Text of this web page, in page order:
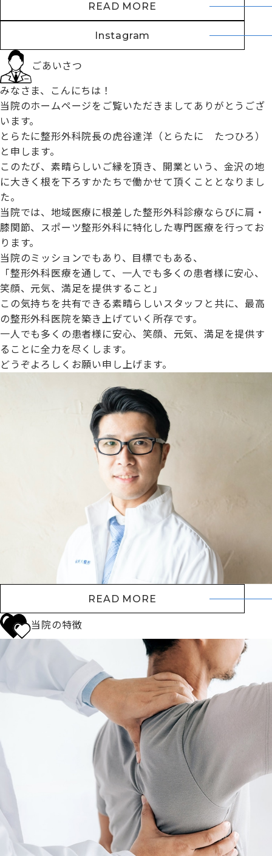
READ MORE
Instagram
ごあいさつ
みなさま、こんにちは！
当院のホームページをご覧いただきましてありがとうござ
います。
とらたに整形外科院長の虎谷達洋（とらたに たつひろ）
と申します。
このたび、素晴らしいご縁を頂き、開業という、金沢の地
に大きく根を下ろすかたちで働かせて頂くこととなりまし
た。
当院では、地域医療に根差した整形外科診療ならびに肩・
膝関節、スポーツ整形外科に特化した専門医療を行ってお
ります。
当院のミッションでもあり、目標でもある、
「整形外科医療を通して、一人でも多くの患者様に安心、
笑顔、元気、満足を提供すること」
この気持ちを共有できる素晴らしいスタッフと共に、最高
の整形外科医院を築き上げていく所存です。
一人でも多くの患者様に安心、笑顔、元気、満足を提供す
ることに全力を尽くします。
どうぞよろしくお願い申し上げます。
READ MORE
当院の特徴